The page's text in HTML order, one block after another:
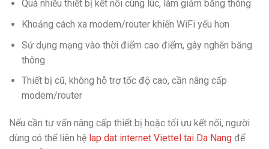
Quá nhiều thiết bị kết nối cùng lúc, làm giảm băng thông
Khoảng cách xa modem/router khiến WiFi yếu hơn
Sử dụng mạng vào thời điểm cao điểm, gây nghẽn băng
thông
Thiết bị cũ, không hỗ trợ tốc độ cao, cần nâng cấp
modem/router
Nếu cần tư vấn nâng cấp thiết bị hoặc tối ưu kết nối, người
dùng có thể liên hệ lap dat internet Viettel tai Da Nang để